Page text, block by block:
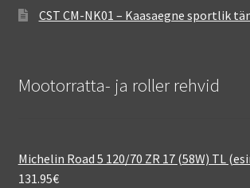
CST CM-NK01 – Kaasaegne sportlik
Mootorratta- ja roller rehvid
Michelin Road 5 120/70 ZR 17 (58W) TL
131.95€